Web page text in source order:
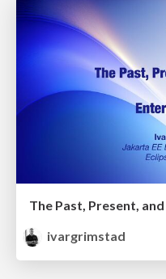
The Past, Present,
ivargrimstad